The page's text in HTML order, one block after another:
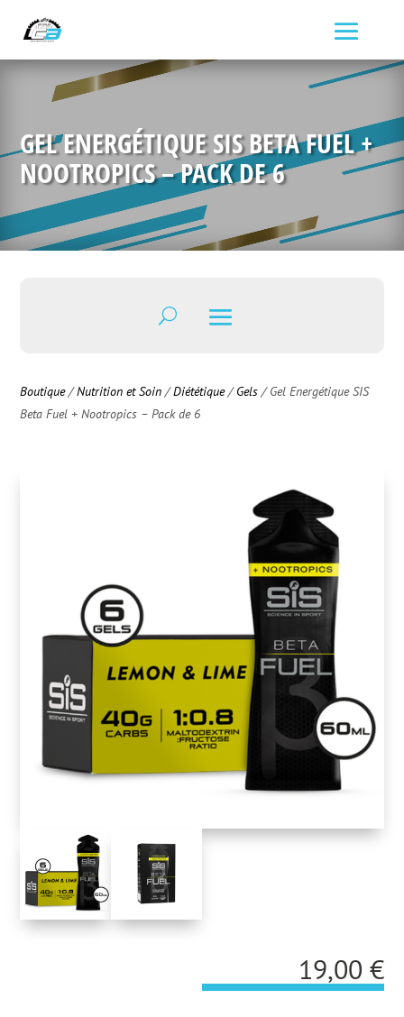
GEL ENERGÉTIQUE SIS BETA FUEL +
NOOTROPICS – PACK DE 6
Boutique/Nutrition et Soin /Diététique/Gels / Gel Energétique SIS
Beta Fuel + Nootropics – Pack de 6
19,00 €